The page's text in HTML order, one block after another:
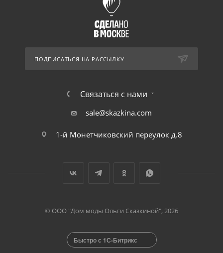
ПОДПИСАТЬСЯ НА РАССЫЛКУ
Связаться с нами
sale@skazkina.com
1-й Монетчиковский переулок д.8
© ООО "Дом моды Ольги Сказкиной", 2026
Быстро с 1С-Битрикс